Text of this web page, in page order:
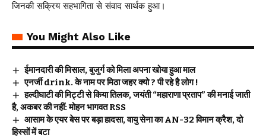
जिनकी सक्रिय सहभागिता से संवाद सार्थक हुआ।
You Might Also Like
ईमानदारी की मिसाल, बुजुर्ग को मिला अपना खोया हुआ माल
एनर्जी drink. के नाम पर मिठा जहर क्यो ? पी रहे है लोग !
हल्दीघाटी की मिट्टी से किया तिलक, जयंती “महाराणा प्रताप” की मनाई जाती
है, अकबर की नहीं: मोहन भागवत RSS
आसाम के एयर बेस पर बड़ा हादसा, वायु सेना का AN-32 विमान क्रैश, दो
हिस्सों में बटा